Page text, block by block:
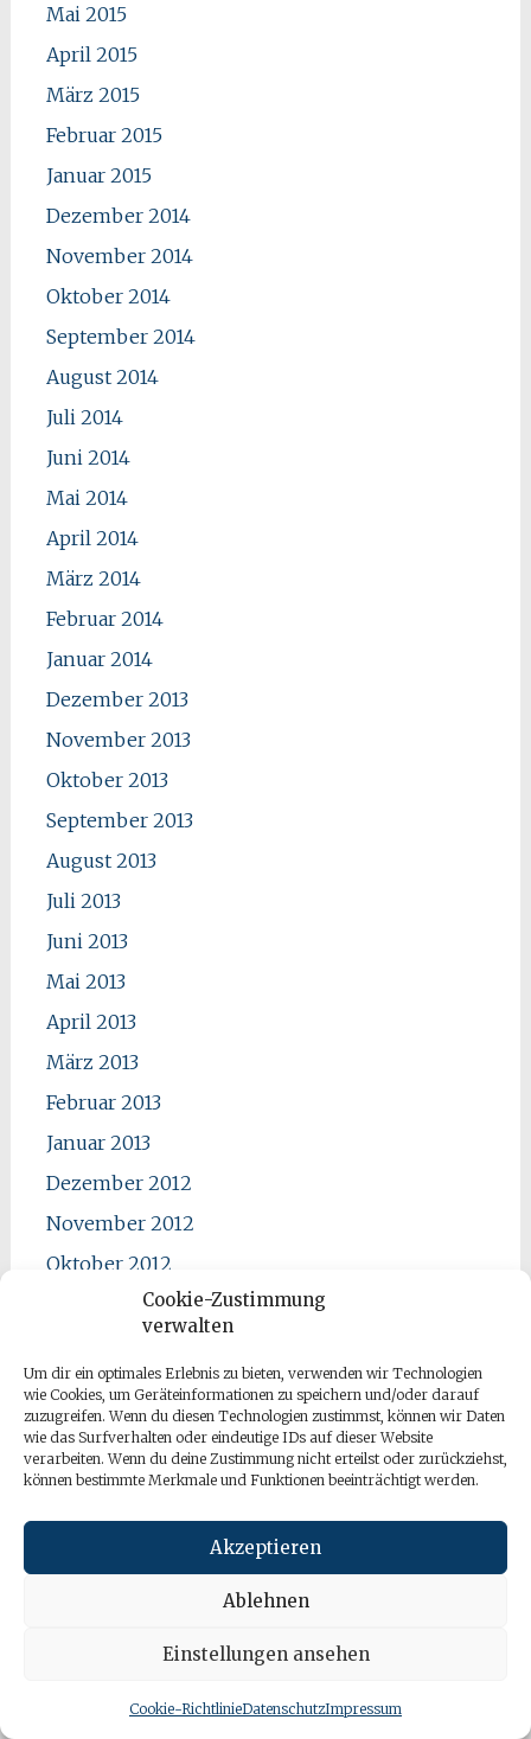
Cookie-Zustimmung
verwalten
Um dir ein optimales Erlebnis zu bieten, verwenden wir Technologien
wie Cookies, um Geräteinformationen zu speichern und/oder darauf
zuzugreifen. Wenn du diesen Technologien zustimmst, können wir Daten
wie das Surfverhalten oder eindeutige IDs auf dieser Website
verarbeiten. Wenn du deine Zustimmung nicht erteilst oder zurückziehst,
können bestimmte Merkmale und Funktionen beeinträchtigt werden.
Akzeptieren
Ablehnen
Einstellungen ansehen
Cookie-RichtlinieDatenschutzImpressum
Mai 2015
April 2015
März 2015
Februar 2015
Januar 2015
Dezember 2014
November 2014
Oktober 2014
September 2014
August 2014
Juli 2014
Juni 2014
Mai 2014
April 2014
März 2014
Februar 2014
Januar 2014
Dezember 2013
November 2013
Oktober 2013
September 2013
August 2013
Juli 2013
Juni 2013
Mai 2013
April 2013
März 2013
Februar 2013
Januar 2013
Dezember 2012
November 2012
Oktober 2012
September 2012
Juli 2012
Juni 2012
Mai 2012
Dezember 2011
November 2011